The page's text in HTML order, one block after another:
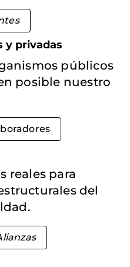
y privadas
públicos
posible nuestro
reales para
del